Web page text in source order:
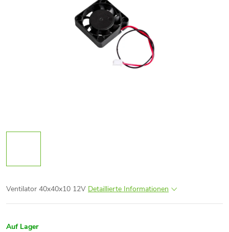
Ventilator 40x40x10 12V Detaillierte Informationen
Auf Lager